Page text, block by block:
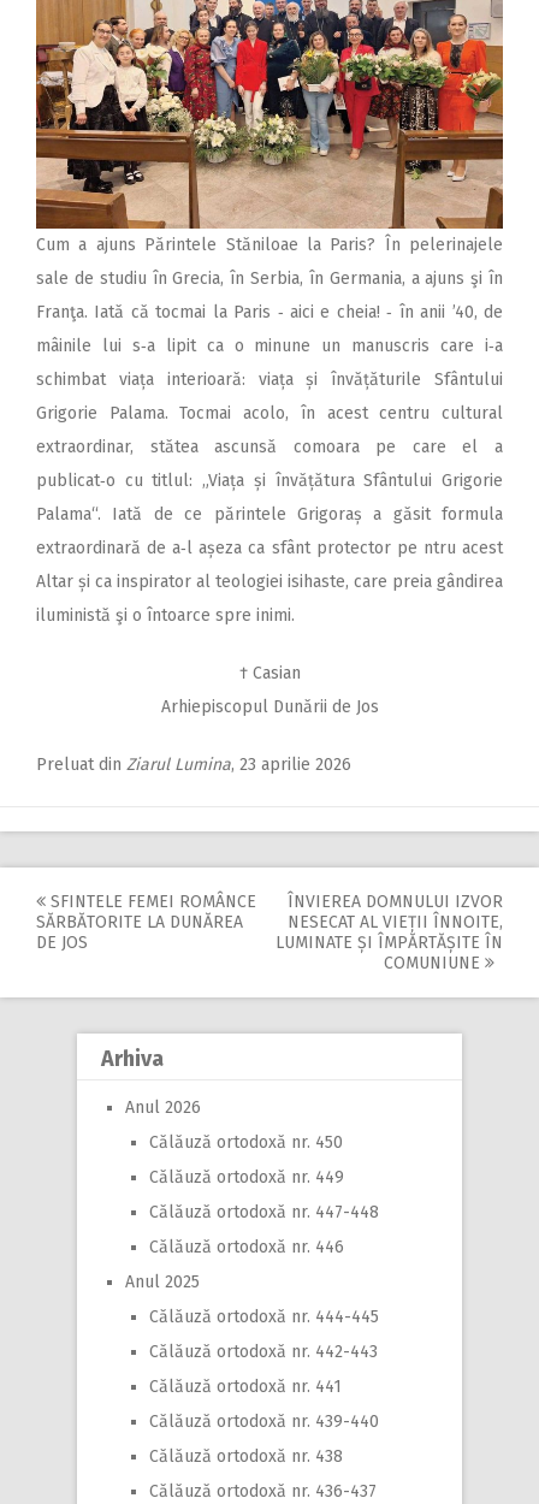
Cum a ajuns Părintele Stăniloae la Paris? În pelerinajele
sale de studiu în Grecia, în Serbia, în Germania, a ajuns şi în
Franţa. Iată că tocmai la Paris ‑ aici e cheia! ‑ în anii ’40, de
mâinile lui s‑a lipit ca o minune un manuscris care i‑a
schimbat viața interioară: viața și învățăturile Sfântului
Grigorie Palama. Tocmai acolo, în acest centru cultural
extraordinar, stătea ascunsă comoara pe care el a
publicat‑o cu titlul: „Viața și învățătura Sfântului Grigorie
Palama“. Iată de ce părintele Grigoraș a găsit formula
extraordinară de a‑l așeza ca sfânt protector pe ntru acest
Altar și ca inspirator al teologiei isihaste, care preia gândirea
iluministă şi o ­întoarce spre inimi.
† Casian
Arhiepiscopul Dunării de Jos
Preluat din Ziarul Lumina, 23 aprilie 2026
Post
SFINTELE FEMEI ROMÂNCE
SĂRBĂTORITE LA DUNĂREA
DE JOS
ÎNVIEREA DOMNULUI IZVOR
NESECAT AL VIEȚII ÎNNOITE,
LUMINATE ȘI ÎMPĂRTĂȘITE ÎN
COMUNIUNE
Arhiva
Anul 2026
Călăuză ortodoxă nr. 450
Călăuză ortodoxă nr. 449
Călăuză ortodoxă nr. 447-448
Călăuză ortodoxă nr. 446
Anul 2025
Călăuză ortodoxă nr. 444-445
Călăuză ortodoxă nr. 442-443
Călăuză ortodoxă nr. 441
Călăuză ortodoxă nr. 439-440
Călăuză ortodoxă nr. 438
Călăuză ortodoxă nr. 436-437